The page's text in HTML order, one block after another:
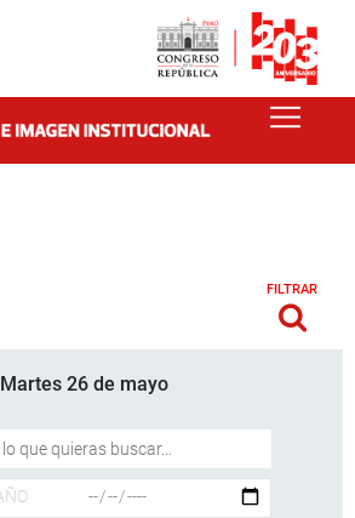
FILTRAR
Martes 26 de mayo